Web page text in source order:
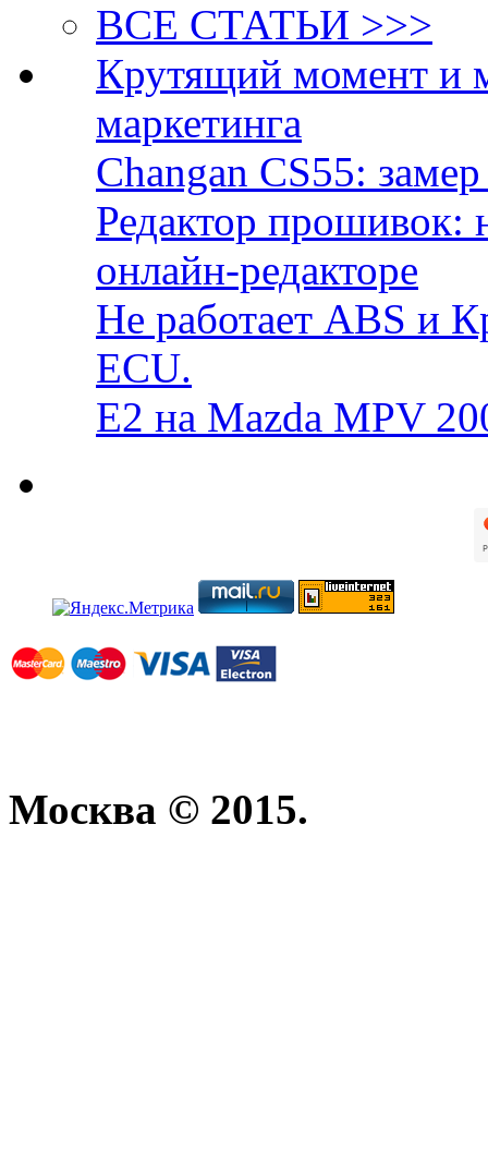
ВСЕ СТАТЬИ >>>
Крутящий момент и
маркетинга
Changan CS55:
Редактор прошивок:
онлайн-редакторе
Не работает ABS и
ECU.
E2 на Mazda MPV
Москва © 2015.